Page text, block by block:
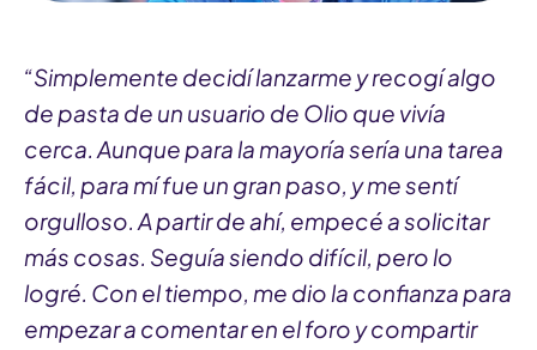
“Simplemente decidí lanzarme y recogí algo
de pasta de un usuario de Olio que vivía
cerca. Aunque para la mayoría sería una tarea
fácil, para mí fue un gran paso, y me sentí
orgulloso. A partir de ahí, empecé a solicitar
más cosas. Seguía siendo difícil, pero lo
logré. Con el tiempo, me dio la confianza para
empezar a comentar en el foro y compartir